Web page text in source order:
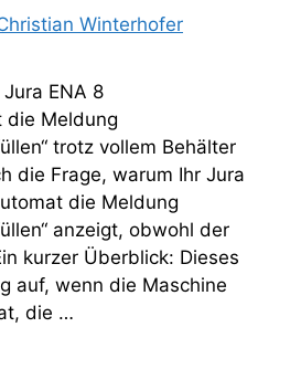
Winterhofer
ENA 8
die Meldung
trotz vollem Behälter
die Frage, warum Ihr Jura
die Meldung
anzeigt, obwohl der
kurzer Überblick: Dieses
auf, wenn die Maschine
die …